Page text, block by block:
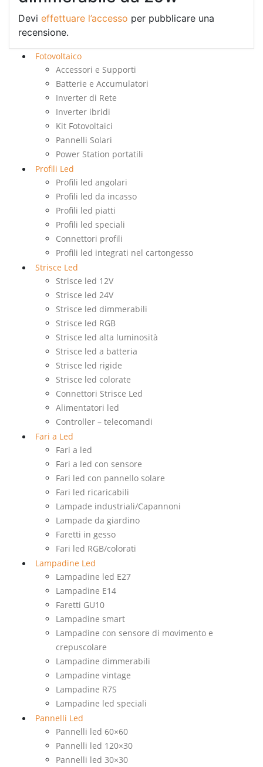
Devi effettuare l’accesso per pubblicare una
recensione.
Fotovoltaico
Accessori e Supporti
Batterie e Accumulatori
Inverter di Rete
Inverter ibridi
Kit Fotovoltaici
Pannelli Solari
Power Station portatili
Profili Led
Profili led angolari
Profili led da incasso
Profili led piatti
Profili led speciali
Connettori profili
Profili led integrati nel cartongesso
Strisce Led
Strisce led 12V
Strisce led 24V
Strisce led dimmerabili
Strisce led RGB
Strisce led alta luminosità
Strisce led a batteria
Strisce led rigide
Strisce led colorate
Connettori Strisce Led
Alimentatori led
Controller – telecomandi
Fari a Led
Fari a led
Fari a led con sensore
Fari led con pannello solare
Fari led ricaricabili
Lampade industriali/Capannoni
Lampade da giardino
Faretti in gesso
Fari led RGB/colorati
Lampadine Led
Lampadine led E27
Lampadine E14
Faretti GU10
Lampadine smart
Lampadine con sensore di movimento e
crepuscolare
Lampadine dimmerabili
Lampadine vintage
Lampadine R7S
Lampadine led speciali
Pannelli Led
Pannelli led 60×60
Pannelli led 120×30
Pannelli led 30×30